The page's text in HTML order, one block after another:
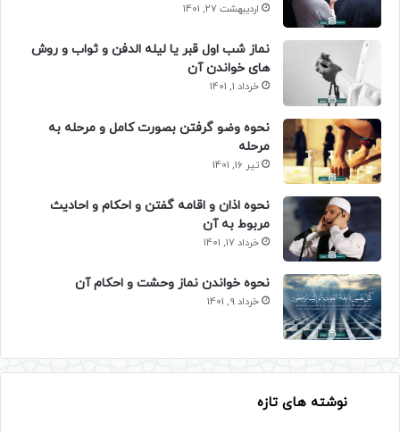
اردیبهشت 27, 1401
نماز شب اول قبر یا لیله الدفن و ثواب و روش
های خواندن آن
خرداد 1, 1401
نحوه وضو گرفتن بصورت کامل و مرحله به
مرحله
تیر 16, 1401
نحوه اذان و اقامه گفتن و احکام و احادیث
مربوط به آن
خرداد 17, 1401
نحوه خواندن نماز وحشت و احکام آن
خرداد 9, 1401
نوشته های تازه